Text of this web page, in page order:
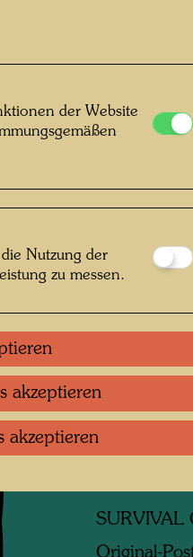
Literatur:
Literatur:
Verbundene
Original-
SAVE THE
FROM
Original-
PLANT
Original-
ATOM
Original-
SURVIVAL
Original-
der Website
Nutzung der
zu messen.
akzeptieren
akzeptieren